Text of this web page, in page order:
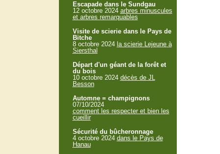
Escapade dans le Sundgau
12 octobre 2024 arbres minuscules
et arbres remarquables
Visite de scierie dans le Pays de
Bitche
8 octobre 2024 la scierie Lejeune à
Siersthal
Départ d'un géant de la forêt et
du bois
10 octobre 2024 décès de JL
Besson
Automne = champignons
07/10/2024
comment les respecter et bien les
cueillir
Sécurité du bûcheronnage
4 octobre 2024 dans le Pays de
Hanau